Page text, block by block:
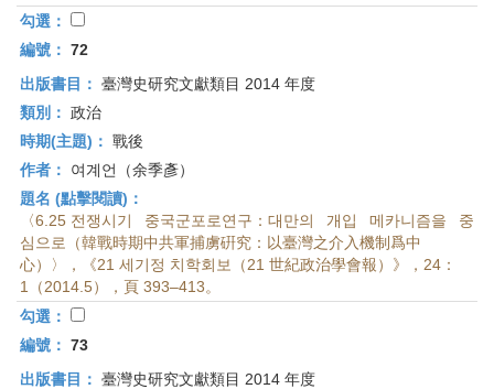
勾選：
編號： 72
出版書目： 臺灣史研究文獻類目 2014 年度
類別： 政治
時期(主題)： 戰後
作者：
여계언（余季彥）
題名 (點擊閱讀)：
〈6.25 전쟁시기 중국군포로연구：대만의 개입 메카니즘을 중
심으로（韓戰時期中共軍捕虜硏究：以臺灣之介入機制爲中
心）〉，《21 세기정 치학회보（21 世紀政治學會報）》，24：
1（2014.5），頁 393–413。
勾選：
編號： 73
出版書目： 臺灣史研究文獻類目 2014 年度